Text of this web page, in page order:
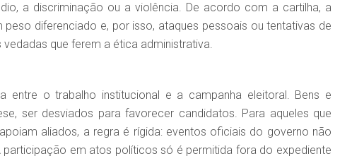
a discriminação ou a violência. De acordo com a cartilha, a
diferenciado e, por isso, ataques pessoais ou tentativas de
que ferem a ética administrativa.
entre o trabalho institucional e a campanha eleitoral. Bens e
ser desviados para favorecer candidatos. Para aqueles que
aliados, a regra é rígida: eventos oficiais do governo não
em atos políticos só é permitida fora do expediente